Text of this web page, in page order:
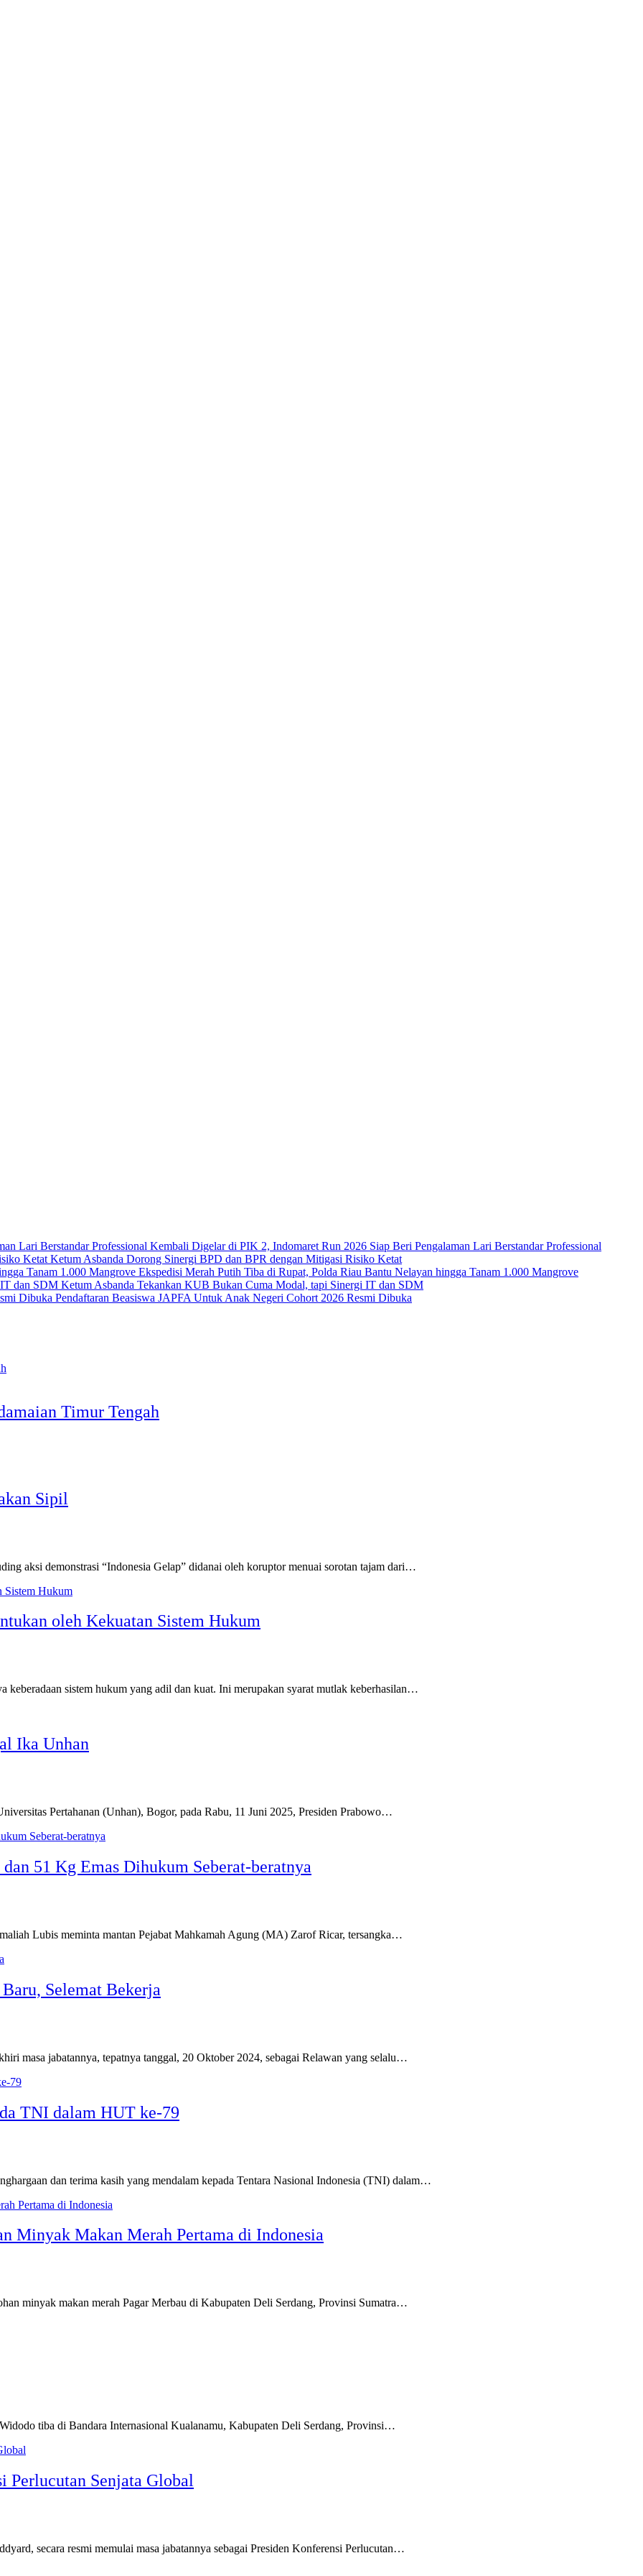
Kembali Digelar di PIK 2, Indomaret Run 2026 Siap Beri Pengalaman Lari Berstandar Professional
Ketum Asbanda Dorong Sinergi BPD dan BPR dengan Mitigasi Risiko Ketat
Ekspedisi Merah Putih Tiba di Rupat, Polda Riau Bantu Nelayan hingga Tanam 1.000 Mangrove
Ketum Asbanda Tekankan KUB Bukan Cuma Modal, tapi Sinergi IT dan SDM
Pendaftaran Beasiswa JAPFA Untuk Anak Negeri Cohort 2026 Resmi Dibuka
Timur Tengah
Sipil
aksi demonstrasi “Indonesia Gelap” didanai oleh koruptor menuai sorotan tajam dari…
oleh Kekuatan Sistem Hukum
keberadaan sistem hukum yang adil dan kuat. Ini merupakan syarat mutlak keberhasilan…
Ika Unhan
Pertahanan (Unhan), Bogor, pada Rabu, 11 Juni 2025, Presiden Prabowo…
51 Kg Emas Dihukum Seberat-beratnya
Lubis meminta mantan Pejabat Mahkamah Agung (MA) Zarof Ricar, tersangka…
Selemat Bekerja
masa jabatannya, tepatnya tanggal, 20 Oktober 2024, sebagai Relawan yang selalu…
TNI dalam HUT ke-79
dan terima kasih yang mendalam kepada Tentara Nasional Indonesia (TNI) dalam…
Minyak Makan Merah Pertama di Indonesia
minyak makan merah Pagar Merbau di Kabupaten Deli Serdang, Provinsi Sumatra…
tiba di Bandara Internasional Kualanamu, Kabupaten Deli Serdang, Provinsi…
Perlucutan Senjata Global
secara resmi memulai masa jabatannya sebagai Presiden Konferensi Perlucutan…